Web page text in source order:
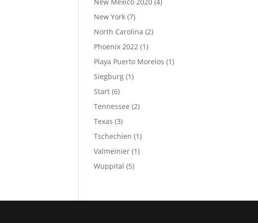
New York (7)
North Carolina (2)
Phoenix 2022 (1)
Playa Puerto Morelos (1)
Siegburg (1)
Start (6)
Tennessee (2)
Texas (3)
Tschechien (1)
Valmeinier (1)
Wuppital (5)